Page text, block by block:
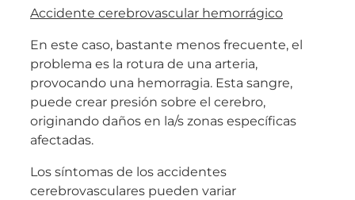
Accidente cerebrovascular hemorrágico
En este caso, bastante menos frecuente, el
problema es la rotura de una arteria,
provocando una hemorragia. Esta sangre,
puede crear presión sobre el cerebro,
originando daños en la/s zonas específicas
afectadas.
Los síntomas de los accidentes
cerebrovasculares pueden variar